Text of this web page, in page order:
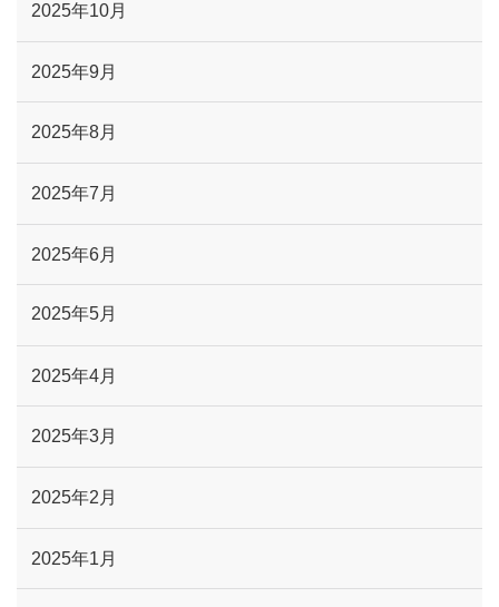
2025年10月
2025年9月
2025年8月
2025年7月
2025年6月
2025年5月
2025年4月
2025年3月
2025年2月
2025年1月